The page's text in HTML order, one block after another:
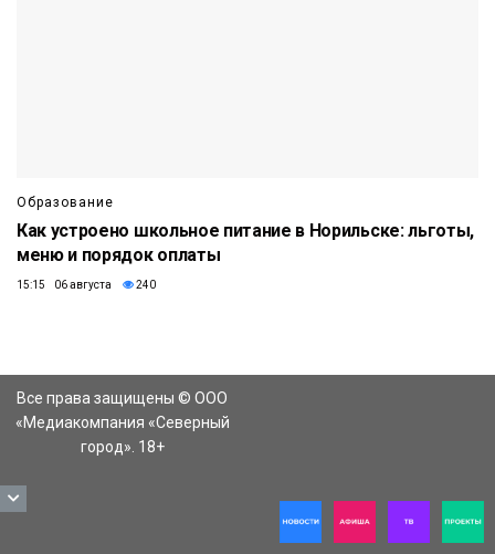
Образование
Как устроено школьное питание в Норильске: льготы,
меню и порядок оплаты
15:15 06 августа 240
Все права защищены © ООО
«Медиакомпания «Северный
город». 18+